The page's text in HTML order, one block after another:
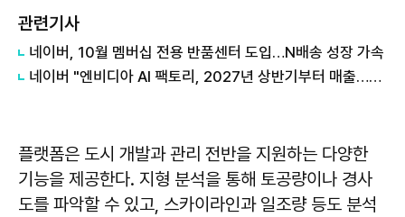
관련기사
네이버, 10월 멤버십 전용 반품센터 도입…N배송 성장 가속
네이버 "엔비디아 AI 팩토리, 2027년 상반기부터 매출…구조적 성장 투자"
플랫폼은 도시 개발과 관리 전반을 지원하는 다양한
기능을 제공한다. 지형 분석을 통해 토공량이나 경사
도를 파악할 수 있고, 스카이라인과 일조량 등도 분석